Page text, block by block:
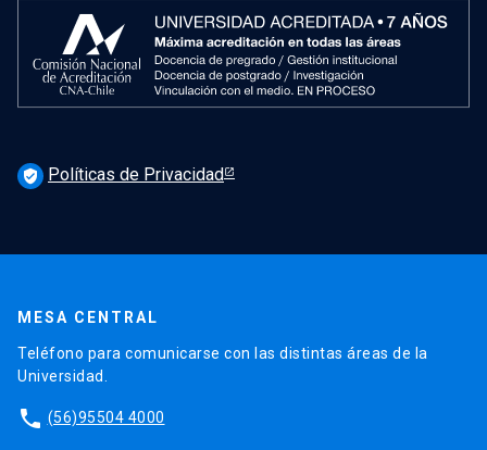
verified_user Políticas de Privacidad
MESA CENTRAL
Teléfono para comunicarse con las distintas áreas de la
Universidad.
phone (56)95504 4000